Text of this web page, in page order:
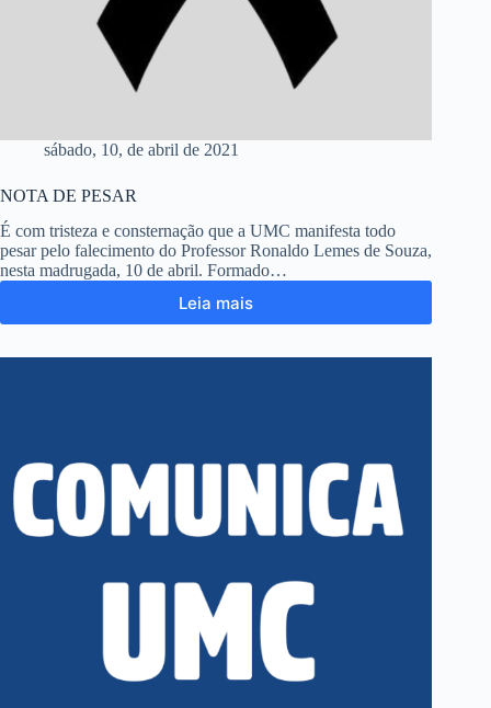
sábado, 10, de abril de 2021
NOTA DE PESAR
É com tristeza e consternação que a UMC manifesta todo
pesar pelo falecimento do Professor Ronaldo Lemes de Souza,
nesta madrugada, 10 de abril. Formado…
Leia mais